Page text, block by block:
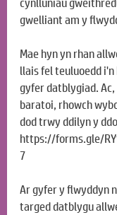
cynlluniau
gwelliant am y
Mae hyn yn rhan
llais fel teuluoedd
gyfer datblygiad.
baratoi, rhowch
dod trwy ddilyn y
https://forms.gle/
7
Ar gyfer y flwyddyn
targed datblygu